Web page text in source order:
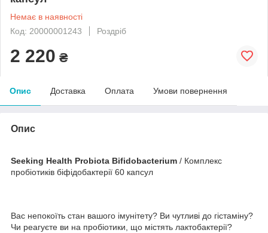
Немає в наявності
Код: 20000001243
Роздріб
2 220 ₴
Опис Доставка Оплата Умови повернення
Опис
Seeking Health Probiota Bifidobacterium / Комплекс
пробіотиків біфідобактерії 60 капсул
Вас непокоїть стан вашого імунітету? Ви чутливі до гістаміну?
Чи реагуєте ви на пробіотики, що містять лактобактерії?